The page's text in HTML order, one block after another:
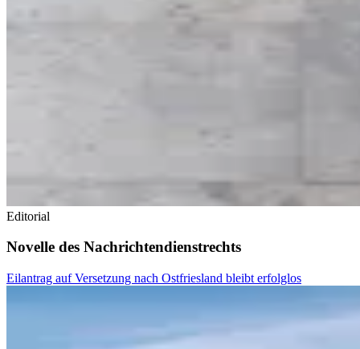
Editorial
Novelle des Nachrichtendienstrechts
Eilantrag auf Versetzung nach Ostfriesland bleibt erfolglos